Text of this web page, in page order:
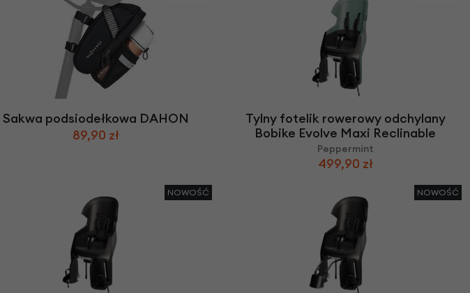
Sakwa podsiodełkowa DAHON
89,90 zł
Tylny fotelik rowerowy odchylany
Bobike Evolve Maxi Reclinable
Peppermint
499,90 zł
NOWOŚĆ NOWOŚĆ